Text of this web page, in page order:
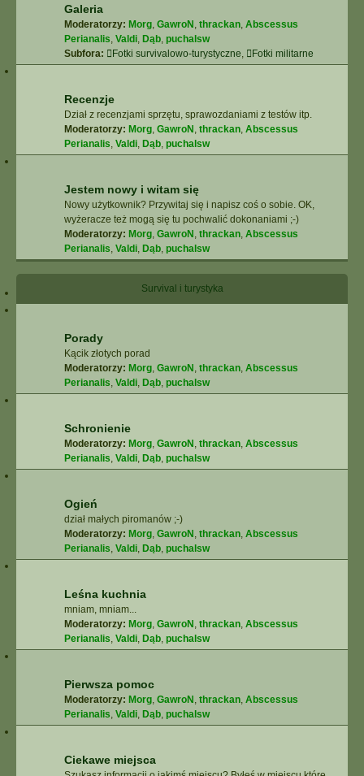
Galeria
Moderatorzy: Morg, GawroN , thrackan, Abscessus
Perianalis, Valdi, Dąb, puchalsw
Subfora:
Fotki survivalowo-turystyczne, Fotki militarne
Recenzje
Dział z recenzjami sprzętu, sprawozdaniami z testów itp.
Moderatorzy: Morg, GawroN , thrackan, Abscessus
Perianalis, Valdi, Dąb, puchalsw
Jestem nowy i witam się
Nowy użytkownik? Przywitaj się i napisz coś o sobie. OK,
wyżeracze też mogą się tu pochwalić dokonaniami ;-)
Moderatorzy: Morg, GawroN , thrackan, Abscessus
Perianalis, Valdi, Dąb, puchalsw
Survival i turystyka
Porady
Kącik złotych porad
Moderatorzy: Morg, GawroN , thrackan, Abscessus
Perianalis, Valdi, Dąb, puchalsw
Schronienie
Moderatorzy: Morg, GawroN , thrackan, Abscessus
Perianalis, Valdi, Dąb, puchalsw
Ogień
dział małych piromanów ;-)
Moderatorzy: Morg, GawroN , thrackan, Abscessus
Perianalis, Valdi, Dąb, puchalsw
Leśna kuchnia
mniam, mniam...
Moderatorzy: Morg, GawroN , thrackan, Abscessus
Perianalis, Valdi, Dąb, puchalsw
Pierwsza pomoc
Moderatorzy: Morg, GawroN , thrackan, Abscessus
Perianalis, Valdi, Dąb, puchalsw
Ciekawe miejsca